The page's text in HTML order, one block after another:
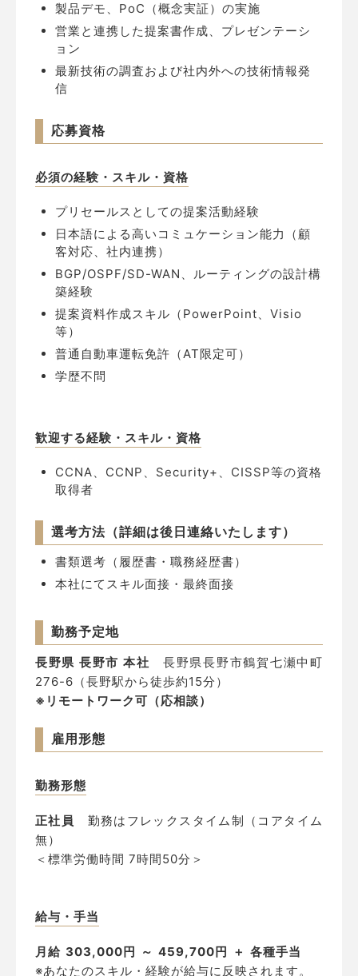
製品デモ、PoC（概念実証）の実施
営業と連携した提案書作成、プレゼンテーシ
ョン
最新技術の調査および社内外への技術情報発
信
応募資格
必須の経験・スキル・資格
プリセールスとしての提案活動経験
日本語による高いコミュケーション能力（顧
客対応、社内連携）
BGP/OSPF/SD-WAN、ルーティングの設計構
築経験
提案資料作成スキル（PowerPoint、Visio
等）
普通自動車運転免許（AT限定可）
学歴不問
歓迎する経験・スキル・資格
CCNA、CCNP、Security+、CISSP等の資格
取得者
選考方法（詳細は後日連絡いたします）
書類選考（履歴書・職務経歴書）
本社にてスキル面接・最終面接
勤務予定地
長野県 長野市 本社 長野県長野市鶴賀七瀬中町
276-6（長野駅から徒歩約15分）
※リモートワーク可（応相談）
雇用形態
勤務形態
正社員
勤務はフレックスタイム制（コアタイム
無）
＜標準労働時間 7時間50分＞
給与・手当
月給 303,000円 ～ 459,700円 ＋ 各種手当
※あなたのスキル・経験が給与に反映されます。